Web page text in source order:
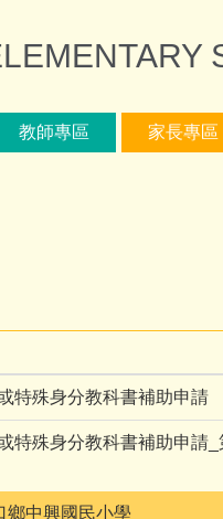
教師專區 家長專區
特殊身分教科書補助申請
特殊身分教科書補助申請
鄉中興國民小學